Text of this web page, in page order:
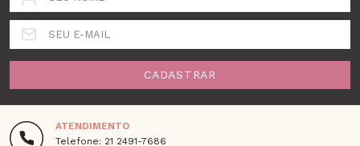
SEU E-MAIL
CADASTRAR
ATENDIMENTO
Telefone: 21 2491-7686